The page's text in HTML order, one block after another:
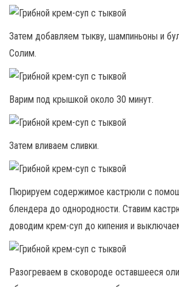
Затем добавляем тыкву, шампиньоны и
Солим.
Варим под крышкой около 30 минут.
Затем вливаем сливки.
Пюрируем содержимое кастрюли с
блендера до однородности. Ставим
доводим крем-суп до кипения и
Разогреваем в сковороде оставшееся